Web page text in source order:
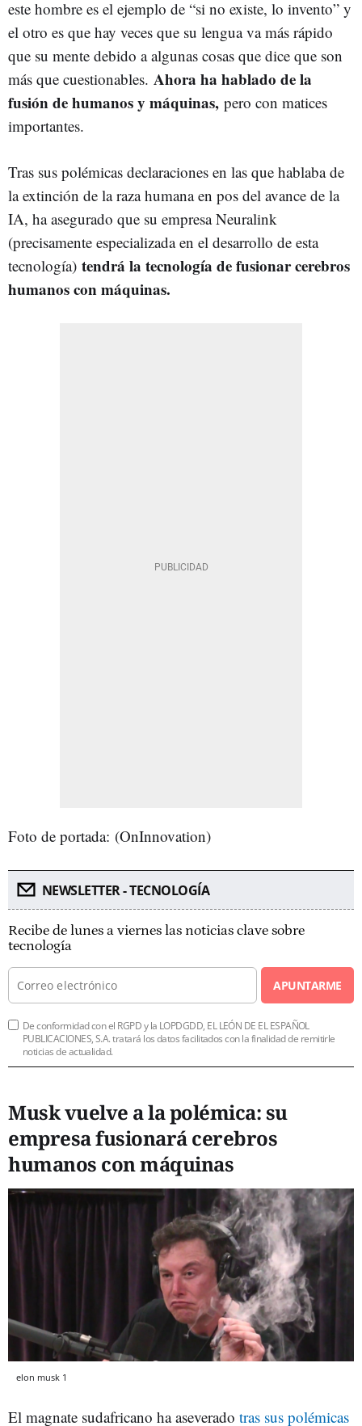
este hombre es el ejemplo de “si no existe, lo invento” y
el otro es que hay veces que su lengua va más rápido
que su mente debido a algunas cosas que dice que son
más que cuestionables. Ahora ha hablado de la
fusión de humanos y máquinas, pero con matices
importantes.
Tras sus polémicas declaraciones en las que hablaba de
la extinción de la raza humana en pos del avance de la
IA, ha asegurado que su empresa Neuralink
(precisamente especializada en el desarrollo de esta
tecnología) tendrá la tecnología de fusionar cerebros
humanos con máquinas.
Foto de portada: (OnInnovation)
NEWSLETTER - TECNOLOGÍA
Recibe de lunes a viernes las noticias clave sobre
tecnología
APUNTARME
De conformidad con el RGPD y la LOPDGDD, EL LEÓN DE EL ESPAÑOL
PUBLICACIONES, S.A. tratará los datos facilitados con la finalidad de remitirle
noticias de actualidad.
Musk vuelve a la polémica: su
empresa fusionará cerebros
humanos con máquinas
elon musk 1
El magnate sudafricano ha aseverado tras sus polémicas